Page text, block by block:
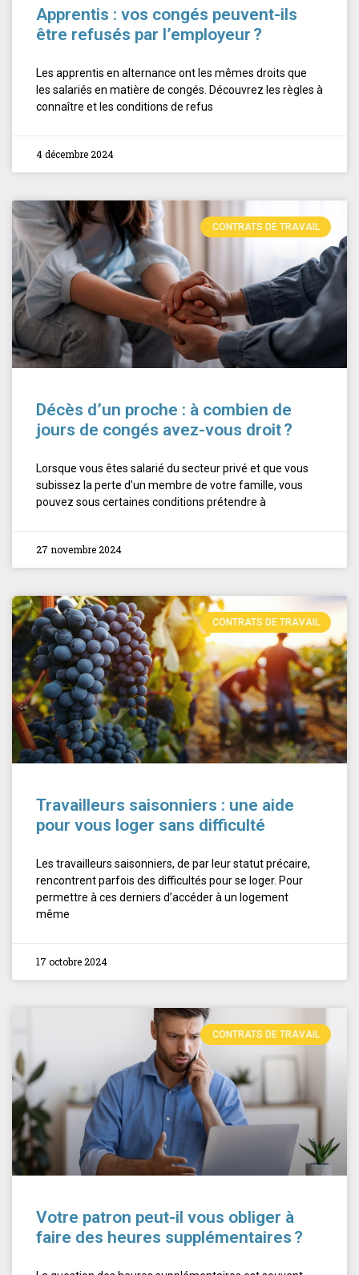
Apprentis : vos congés peuvent-ils
être refusés par l’employeur ?
Les apprentis en alternance ont les mêmes droits que
les salariés en matière de congés. Découvrez les règles à
connaître et les conditions de refus
4 décembre 2024
CONTRATS DE TRAVAIL
Décès d’un proche : à combien de
jours de congés avez-vous droit ?
Lorsque vous êtes salarié du secteur privé et que vous
subissez la perte d’un membre de votre famille, vous
pouvez sous certaines conditions prétendre à
27 novembre 2024
CONTRATS DE TRAVAIL
Travailleurs saisonniers : une aide
pour vous loger sans difficulté
Les travailleurs saisonniers, de par leur statut précaire,
rencontrent parfois des difficultés pour se loger. Pour
permettre à ces derniers d’accéder à un logement
même
17 octobre 2024
CONTRATS DE TRAVAIL
Votre patron peut-il vous obliger à
faire des heures supplémentaires ?